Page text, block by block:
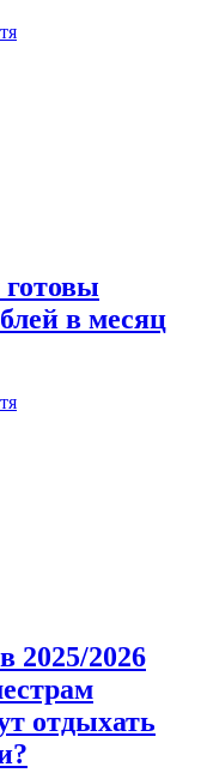
готовы
в месяц
2025/2026
отдыхать